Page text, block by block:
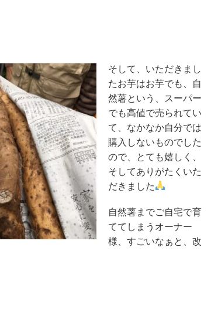
そして、いただきまし
たお芋はお芋でも、自
然薯という、スーパー
でも高値で売られてい
て、なかなか自分では
購入しないものでした
ので、とても嬉しく、
そしてありがたくいた
だきました
自然薯までご自宅で育
ててしまうオーナー
様、すごいなぁと、改